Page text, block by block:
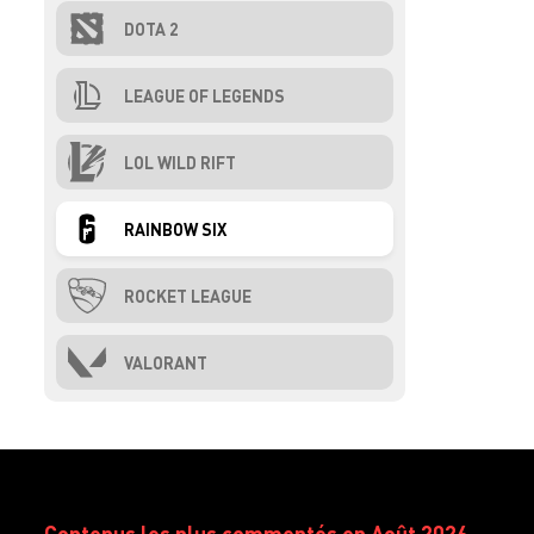
DOTA 2
LEAGUE OF LEGENDS
LOL WILD RIFT
RAINBOW SIX
ROCKET LEAGUE
VALORANT